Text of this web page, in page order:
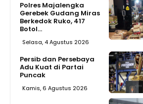
Polres Majalengka
Gerebek Gudang Miras
Berkedok Ruko, 417
Botol...
Selasa, 4 Agustus 2026
Persib dan Persebaya
Adu Kuat di Partai
Puncak
Kamis, 6 Agustus 2026